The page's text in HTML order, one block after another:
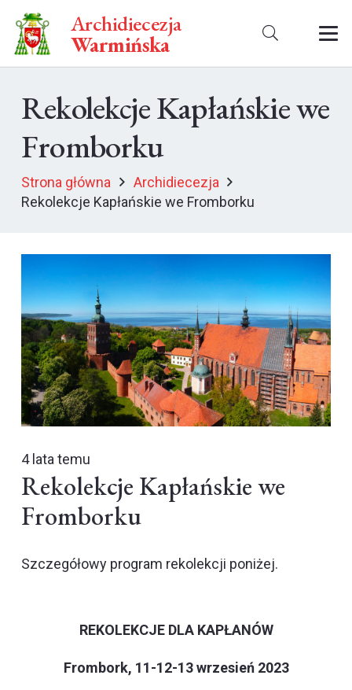
Archidiecezja
Warmińska
Rekolekcje Kapłańskie we
Fromborku
Strona główna
Archidiecezja
Rekolekcje Kapłańskie we Fromborku
4 lata temu
Rekolekcje Kapłańskie we
Fromborku
Szczegółowy program rekolekcji poniżej.
REKOLEKCJE DLA KAPŁANÓW
Frombork, 11-12-13 wrzesień 2023